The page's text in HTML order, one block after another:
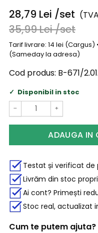
28,79 Lei /set
35,99Lei/set
Tarif livrare: 14 lei (Cargus)
(Sameday la adresa)
Cod produs: B-671/
Disponibil in stoc
− +
ADAUGA IN
Testat și verificat de
Livrăm din stoc
Ai cont? Primești
Stoc real, actualizat
Cum te putem ajuta?